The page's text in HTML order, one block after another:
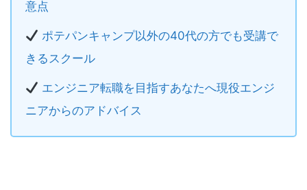
意点
ポテパンキャンプ以外の40代の方でも受講で
きるスクール
エンジニア転職を目指すあなたへ現役エンジ
ニアからのアドバイス